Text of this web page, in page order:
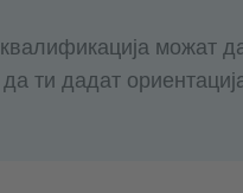
можат
ти дадат